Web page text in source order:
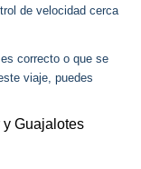
de velocidad cerca
correcto o que se
viaje, puedes
y Guajalotes